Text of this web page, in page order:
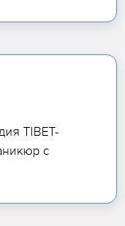
TIBET-
с